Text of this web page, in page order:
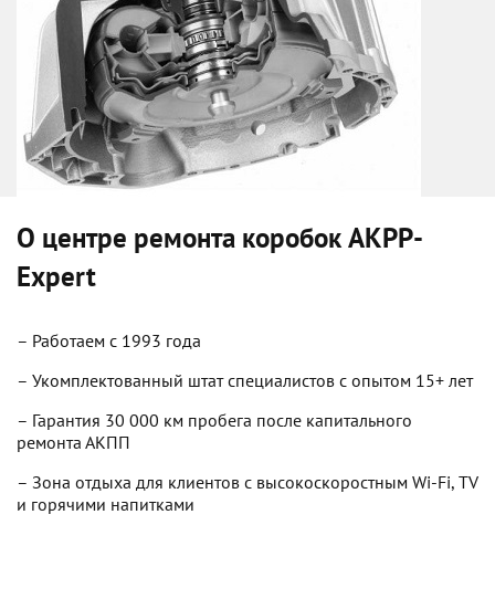
О центре ремонта коробокAKPP-
Expert
– Работаем с 1993 года
– Укомплектованный штат специалистов с опытом 15+ лет
– Гарантия 30 000 км пробега после капитального
ремонта АКПП
– Зона отдыха для клиентов с высокоскоростным Wi-Fi, TV
и горячими напитками